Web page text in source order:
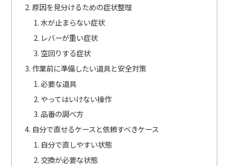
原因を見分けるための症状整理
水が止まらない症状
レバーが重い症状
空回りする症状
作業前に準備したい道具と安全対策
必要な道具
やってはいけない操作
品番の調べ方
自分で直せるケースと依頼すべきケース
自分で直しやすい状態
交換が必要な状態